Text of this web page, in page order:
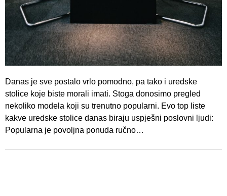
Danas je sve postalo vrlo pomodno, pa tako i uredske
stolice koje biste morali imati. Stoga donosimo pregled
nekoliko modela koji su trenutno popularni. Evo top liste
kakve uredske stolice danas biraju uspješni poslovni ljudi:
Popularna je povoljna ponuda ručno…